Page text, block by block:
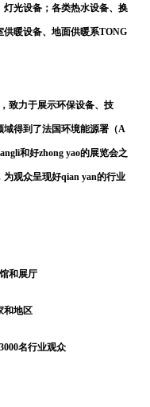
光设备；各类热水设备、换
供暖设备、地面供暖系TONG
致力于展示环保设备、技
域得到了法国环境能源署（A
和好zhong yao的展览会之
观众呈现好qian yan的行业
和展厅
和地区
名行业观众